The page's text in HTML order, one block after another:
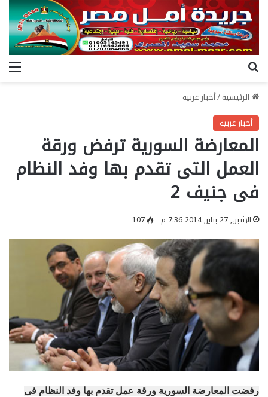
الرئيسية/أخبار عربية
أخبار عربية
المعارضة السورية ترفض ورقة
العمل التى تقدم بها وفد النظام
فى جنيف 2
الإثنين, 27 يناير, 2014 7:36 م 107
رفضت المعارضة السورية ورقة عمل تقدم بها وفد النظام فى